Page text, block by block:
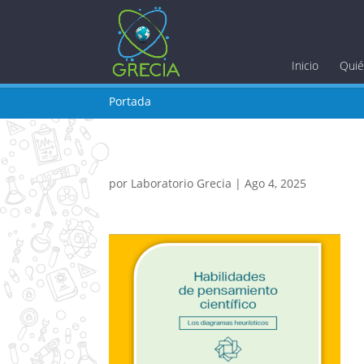
Inicio
Portada
por Laboratorio Grecia |Ago 4, 2025